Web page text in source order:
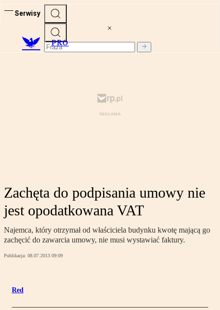
Serwisy
PRO
Zachęta do podpisania umowy nie
jest opodatkowana VAT
Najemca, który otrzymał od właściciela budynku kwotę mającą go
zachęcić do zawarcia umowy, nie musi wystawiać faktury.
Publikacja: 08.07.2013 09:09
Red